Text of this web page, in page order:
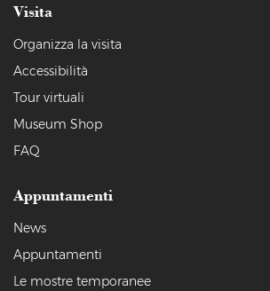
Visita
Organizza la visita
Accessibilità
Tour virtuali
Museum Shop
FAQ
Appuntamenti
News
Appuntamenti
Le mostre temporanee